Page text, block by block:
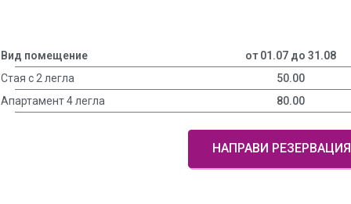
Вид помещение от 01.07 до 31.08
Стая с 2 легла
50.00
Апартамент 4 легла
80.00
НАПРАВИ РЕЗЕРВАЦИЯ